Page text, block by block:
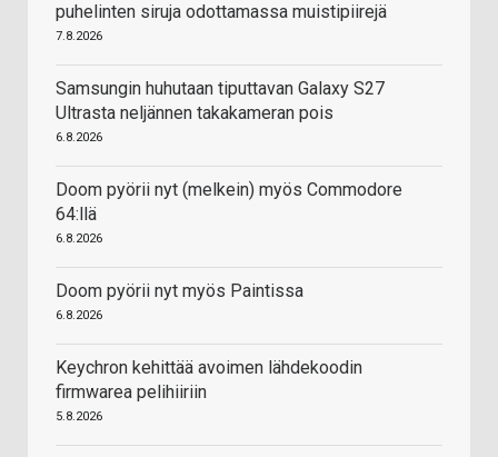
puhelinten siruja odottamassa muistipiirejä
7.8.2026
Samsungin huhutaan tiputtavan Galaxy S27
Ultrasta neljännen takakameran pois
6.8.2026
Doom pyörii nyt (melkein) myös Commodore
64:llä
6.8.2026
Doom pyörii nyt myös Paintissa
6.8.2026
Keychron kehittää avoimen lähdekoodin
firmwarea pelihiiriin
5.8.2026